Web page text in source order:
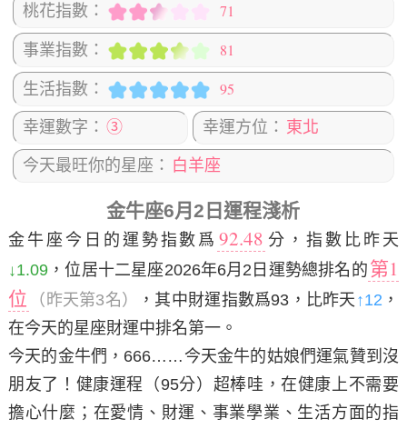
桃花指數： 71
事業指數： 81
生活指數： 95
幸運數字： ③ 幸運方位： 東北
今天最旺你的星座： 白羊座
金牛座6月2日運程淺析
金牛座今日的運勢指數爲 92.48 分，指數比昨天
↓1.09，位居十二星座2026年6月2日運勢總排名的 第1
位
（昨天第3名） ，其中財運指數爲93，比昨天 ↑12 ，
在今天的星座財運中排名第一。
今天的金牛們，666……今天金牛的姑娘們運氣贊到沒
朋友了！健康運程（95分）超棒哇，在健康上不需要
擔心什麼；在愛情、財運、事業學業、生活方面的指